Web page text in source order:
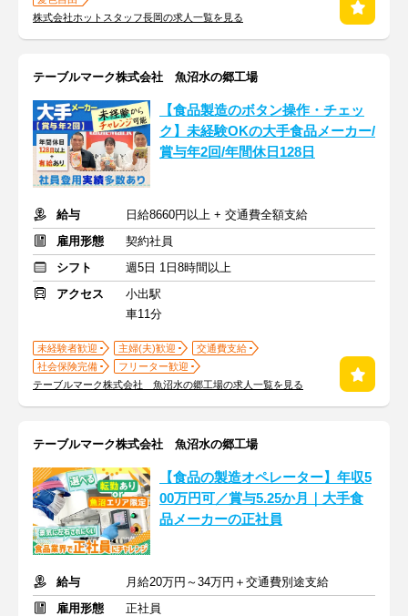
株式会社ホットスタッフ長岡の求人一覧を見る
テーブルマーク株式会社 魚沼水の郷工場
【食品製造のボタン操作・チェッ
ク】未経験OKの大手食品メーカー/
賞与年2回/年間休日128日
給与
日給8660円以上 + 交通費全額支給
雇用形態
契約社員
シフト
週5日 1日8時間以上
アクセス
小出駅
車11分
未経験者歓迎 主婦(夫)歓迎
交通費支給
社会保険完備
フリーター歓迎
テーブルマーク株式会社 魚沼水の郷工場の求人一覧を見る
テーブルマーク株式会社 魚沼水の郷工場
【食品の製造オペレーター】年収5
00万円可／賞与5.25か月｜大手食
品メーカーの正社員
給与
月給20万円～34万円＋交通費別途支給
雇用形態
正社員